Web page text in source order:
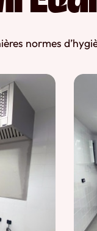
normes